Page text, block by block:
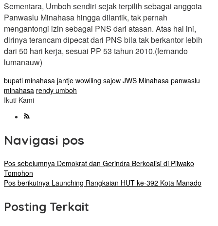
Sementara, Umboh sendiri sejak terpilih sebagai anggota
Panwaslu Minahasa hingga dilantik, tak pernah
mengantongi izin sebagai PNS dari atasan. Atas hal ini,
dirinya terancam dipecat dari PNS bila tak berkantor lebih
dari 50 hari kerja, sesuai PP 53 tahun 2010.(fernando
lumanauw)
bupati minahasa jantje wowiling sajow JWS Minahasa panwaslu
minahasa rendy umboh
Ikuti Kami
Navigasi pos
Pos sebelumnya Demokrat dan Gerindra Berkoalisi di Pilwako
Tomohon
Pos berikutnya Launching Rangkaian HUT ke-392 Kota Manado
Posting Terkait